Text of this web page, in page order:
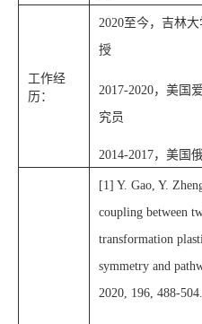
工作经
历：
2020至今，吉林
授
2017-2020，美国
究员
2014-2017，美国
[1] Y. Gao, Y.
coupling between
transformation
symmetry and
2020, 196, 488-504.